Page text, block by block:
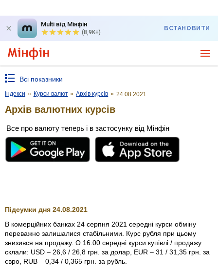
Multi від Мінфін
(8,9K+)
ВСТАНОВИТИ
Всі показники
Індекси » Курси валют » Архів курсів » 24.08.2021
Архів валютних курсів
Все про валюту теперь і в застосунку від Мінфін
Підсумки дня 24.08.2021
В комерційних банках 24 серпня 2021 середні курси обміну
переважно залишалися стабільними. Курс рубля при цьому
знизився на продажу. О 16:00 середні курси купівлі / продажу
склали: USD – 26,6 / 26,8 грн. за долар, EUR – 31 / 31,35 грн. за
євро, RUB – 0,34 / 0,365 грн. за рубль.